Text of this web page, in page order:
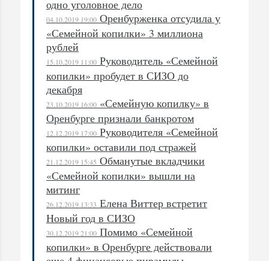
одно уголовное дело
04.10.2019 19:00 Оренбурженка отсудила у
«Семейной копилки» 3 миллиона
рублей
15.10.2019 11:00 Руководитель «Семейной
копилки» пробудет в СИЗО до
декабря
23.10.2019 16:00 «Семейную копилку» в
Оренбурге признали банкротом
12.12.2019 17:00 Руководителя «Семейной
копилки» оставили под стражей
21.12.2019 15:45 Обманутые вкладчики
«Семейной копилки» вышли на
митинг
26.12.2019 13:33 Елена Виттер встретит
Новый год в СИЗО
30.12.2019 21:00 Помимо «Семейной
копилки» в Оренбурге действовали